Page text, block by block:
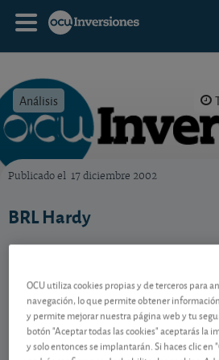
Análisis
Publicado el 17 diciembre 2002
BRL Hardy
Contenido
Gestiona tu dinero
OCU utiliza cookies propias y de terceros para
navegación, lo que permite obtener
y permite mejorar nuestra página web y tu
botón "Aceptar todas las cookies" aceptarás la
y solo entonces se implantarán. Si haces clic en